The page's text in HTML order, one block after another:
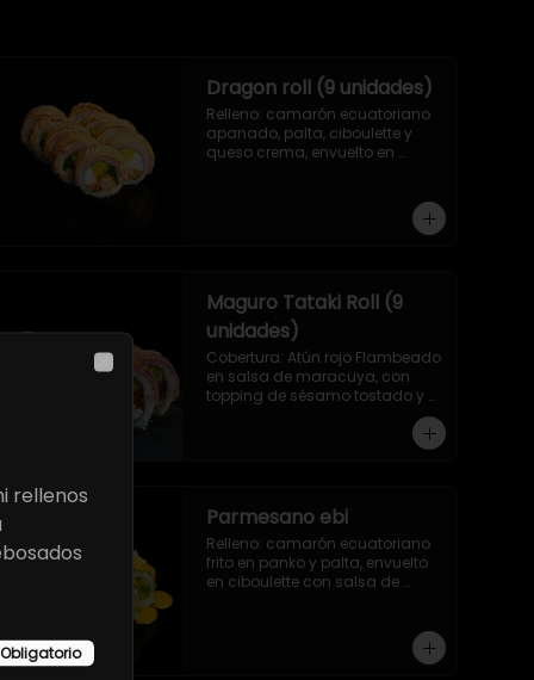
Dragon roll (9 unidades)
Relleno: camarón ecuatoriano
apanado, palta, ciboulette y
queso crema, envuelto en
Maguro Tataki Roll (9
unidades)
Cobertura: Atún rojo Flambeado
en salsa de maracuya, con
topping de sésamo tostado y
relleno: Camarón ecuatoriano
Parmesano ebi
Relleno: camarón ecuatoriano
frito en panko y palta, envuelto
en ciboulette con salsa de
rellenos
Obligatorio
Close